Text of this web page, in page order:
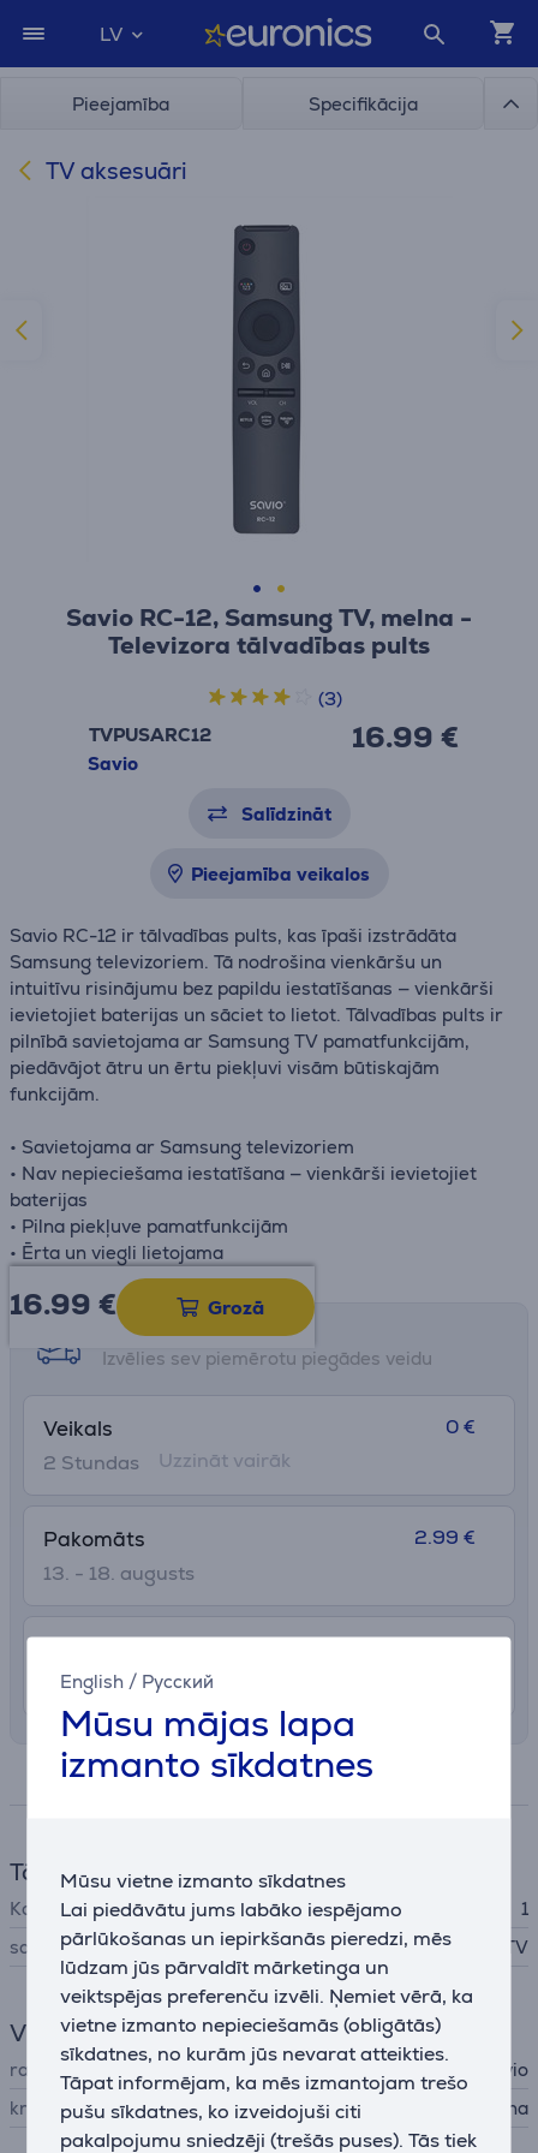
English / Русский
Mūsu mājas lapa
izmanto sīkdatnes
Mūsu vietne izmanto sīkdatnes
Lai piedāvātu jums labāko iespējamo
pārlūkošanas un iepirkšanās pieredzi, mēs
lūdzam jūs pārvaldīt mārketinga un
veiktspējas preferenču izvēli. Ņemiet vērā, ka
vietne izmanto nepieciešamās (obligātās)
sīkdatnes, no kurām jūs nevarat atteikties.
Tāpat informējam, ka mēs izmantojam trešo
pušu sīkdatnes, ko izveidojuši citi
pakalpojumu sniedzēji (trešās puses). Tās tiek
LV
Pieejamība Specifikācija
TV aksesuāri
Savio RC-12, Samsung TV, melna -
Televizora tālvadības pults
TVPUSARC12
Savio
16.99 €
(3)
Salīdzināt
Pieejamība veikalos
Savio RC-12 ir tālvadības pults, kas īpaši izstrādāta
Samsung televizoriem. Tā nodrošina vienkāršu un
intuitīvu risinājumu bez papildu iestatīšanas — vienkārši
ievietojiet baterijas un sāciet to lietot. Tālvadības pults ir
pilnībā savietojama ar Samsung TV pamatfunkcijām,
piedāvājot ātru un ērtu piekļuvi visām būtiskajām
funkcijām.
• Savietojama ar Samsung televizoriem
• Nav nepieciešama iestatīšana — vienkārši ievietojiet
baterijas
• Pilna piekļuve pamatfunkcijām
• Ērta un viegli lietojama
16.99 € Grozā
Saņemšanas iespējas
Izvēlies sev piemērotu piegādes veidu
Veikals
2 Stundas
0 €
Uzzināt vairāk
Pakomāts
13. - 18. augusts
2.99 €
12. - 15. augusts
Specifikācija
Tālvadības pults
Kontrolējamo ierīču skaits
1
savietojams
Samsung TV
Vispārējais parametrs
ražotājs
Savio
krāsa
melna